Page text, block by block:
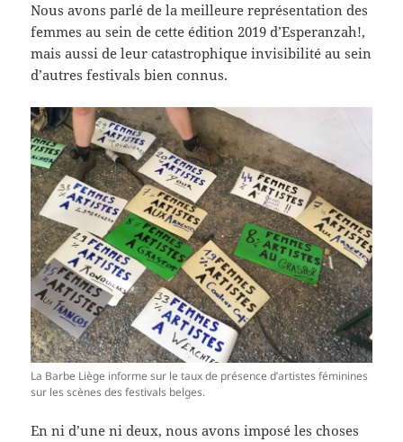
Nous avons parlé de la meilleure représentation des
femmes au sein de cette édition 2019 d’Esperanzah!,
mais aussi de leur catastrophique invisibilité au sein
d’autres festivals bien connus.
La Barbe Liège informe sur le taux de présence d’artistes féminines
sur les scènes des festivals belges.
En ni d’une ni deux, nous avons imposé les choses